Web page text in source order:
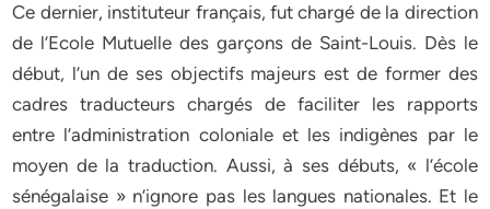
Ce dernier, instituteur français, fut chargé de la direction
de l’Ecole Mutuelle des garçons de Saint-Louis. Dès le
début, l’un de ses objectifs majeurs est de former des
cadres traducteurs chargés de faciliter les rapports
entre l’administration coloniale et les indigènes par le
moyen de la traduction. Aussi, à ses débuts, « l’école
sénégalaise » n’ignore pas les langues nationales. Et le